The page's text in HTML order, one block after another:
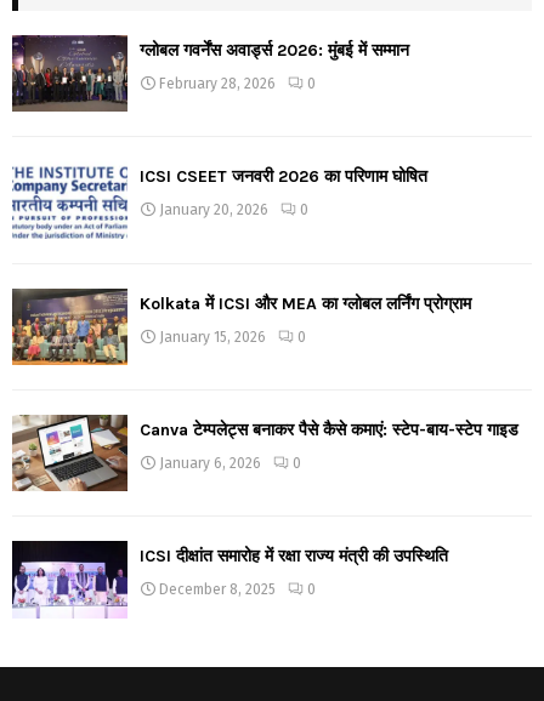
ग्लोबल गवर्नेंस अवार्ड्स 2026: मुंबई में सम्मान
February 28, 2026 0
ICSI CSEET जनवरी 2026 का परिणाम घोषित
January 20, 2026 0
Kolkata में ICSI और MEA का ग्लोबल लर्निंग प्रोग्राम
January 15, 2026 0
Canva टेम्पलेट्स बनाकर पैसे कैसे कमाएं: स्टेप-बाय-स्टेप गाइड
January 6, 2026 0
ICSI दीक्षांत समारोह में रक्षा राज्य मंत्री की उपस्थिति
December 8, 2025 0